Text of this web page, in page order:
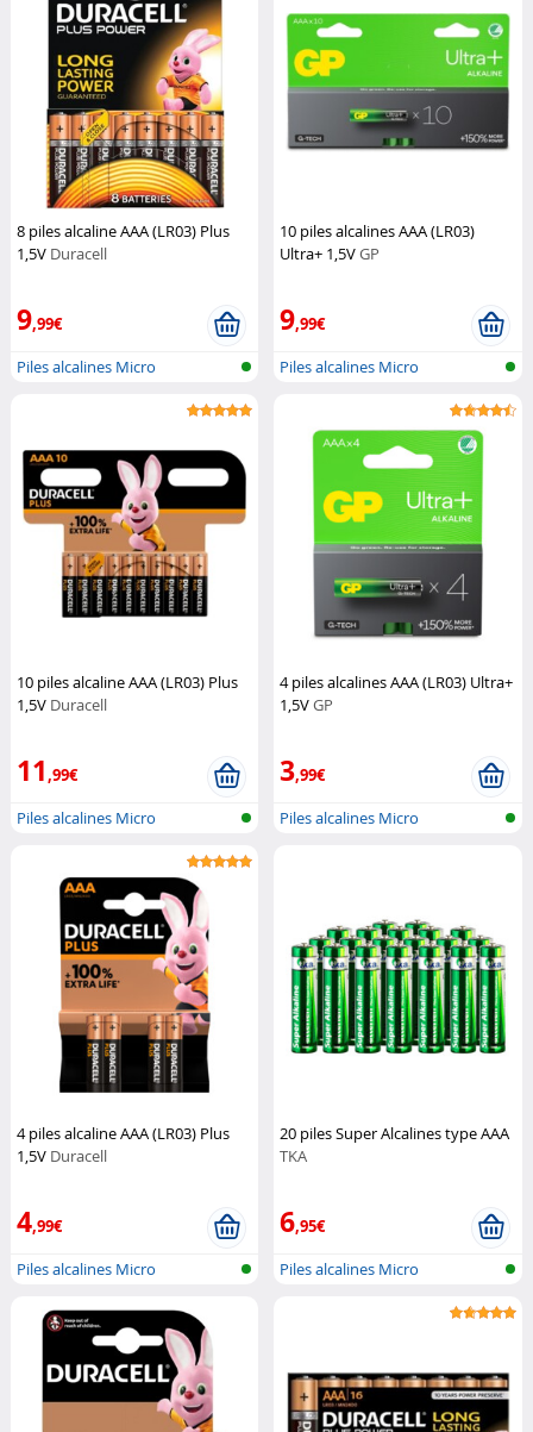
8 piles alcaline AAA (LR03) Plus
1,5V Duracell
9,99€
Piles alcalines Micro
10 piles alcalines AAA (LR03)
Ultra+ 1,5VGP
9,99€
Piles alcalines Micro
10 piles alcaline AAA (LR03) Plus
1,5V Duracell
11,99€
Piles alcalines Micro
4 piles alcalines AAA (LR03) Ultra+
1,5VGP
3,99€
Piles alcalines Micro
4 piles alcaline AAA (LR03) Plus
1,5V Duracell
4,99€
Piles alcalines Micro
20 piles Super Alcalines type AAA
TKA
6,95€
Piles alcalines Micro